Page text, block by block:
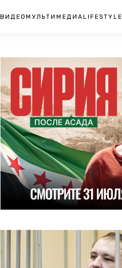
ВИДЕО МУЛЬТИМЕДИА LIFESTYLE